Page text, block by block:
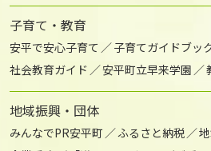
子育て・教育
安平で安心子育て 子育てガイドブッ
社会教育ガイド
安平町立早来学園
地域振興・団体
みんなでPR安平町 ふるさと納税